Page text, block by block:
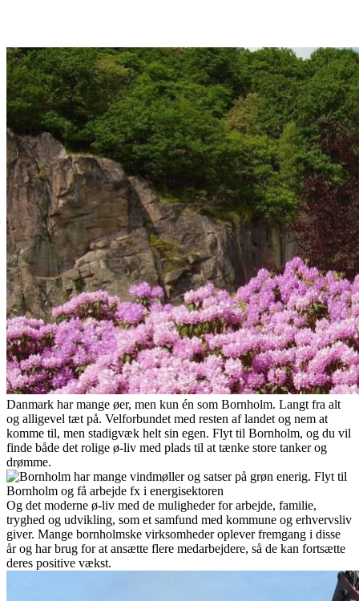
Danmark har mange øer, men kun én som Bornholm. Langt fra alt
og alligevel tæt på. Velforbundet med resten af landet og nem at
komme til, men stadigvæk helt sin egen. Flyt til Bornholm, og du vil
finde både det rolige ø-liv med plads til at tænke store tanker og
drømme.
Og det moderne ø-liv med de muligheder for arbejde, familie,
tryghed og udvikling, som et samfund med kommune og erhvervsliv
giver. Mange bornholmske virksomheder oplever fremgang i disse
år og har brug for at ansætte flere medarbejdere, så de kan fortsætte
deres positive vækst.